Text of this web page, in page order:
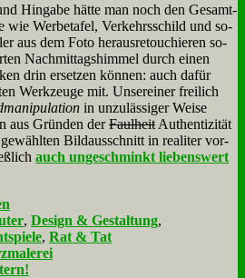
Hin­ga­be hät­te man noch den Ge­samt­
wie Wer­be­ta­fel, Ver­kehrs­schild und so­
aus dem Fo­to her­aus­re­tou­chie­ren so­
Nach­mit­tags­him­mel durch ei­nen
drin er­set­zen kön­nen: auch da­für
Werk­zeu­ge mit. Un­ser­ei­ner frei­lich
in un­zu­läs­si­ger Wei­se
aus Grün­den derFaul­heit Au­then­ti­zi­tät
Bild­aus­schnitt in rea­li­ter vor­
auch un­ge­schminkt lie­bens­wert
, Design & Gestaltung,
, Rat & Tat